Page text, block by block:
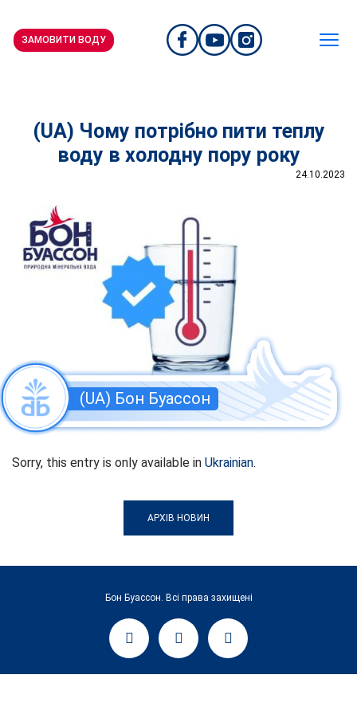
ЗАМОВИТИ ВОДУ
(UA) Чому потрібно пити теплу
воду в холодну пору року
24.10.2023
(UA) Бон Буассон
Sorry, this entry is only available in Ukrainian.
АРХІВ НОВИН
Бон Буассон. Всі права захищені